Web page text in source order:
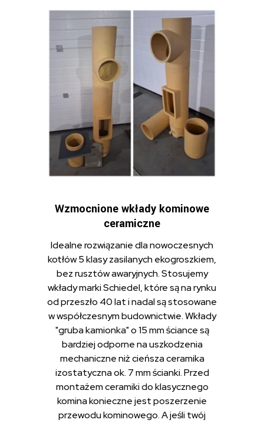
Wzmocnione wkłady kominowe
ceramiczne
Idealne rozwiązanie dla nowoczesnych
kotłów 5 klasy zasilanych ekogroszkiem,
bez rusztów awaryjnych. Stosujemy
wkłady marki Schiedel, które są na rynku
od przeszło 40 lat i nadal są stosowane
w współczesnym budownictwie. Wkłady
"gruba kamionka" o 15 mm ściance są
bardziej odporne na uszkodzenia
mechaniczne niż cieńsza ceramika
izostatyczna ok. 7 mm ścianki. Przed
montażem ceramiki do klasycznego
komina konieczne jest poszerzenie
przewodu kominowego. A jeśli twój